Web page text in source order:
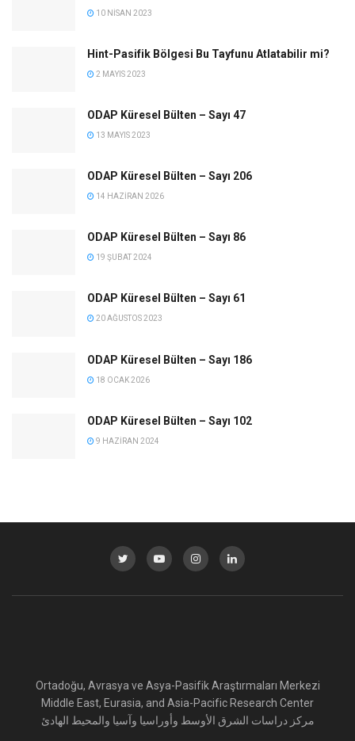
10 NISAN 2023
Hint-Pasifik Bölgesi Bu Tayfunu Atlatabilir mi?
2 MAYIS 2023
ODAP Küresel Bülten – Sayı 47
13 MAYIS 2023
ODAP Küresel Bülten – Sayı 206
14 HAZIRAN 2026
ODAP Küresel Bülten – Sayı 86
19 ŞUBAT 2024
ODAP Küresel Bülten – Sayı 61
20 AĞUSTOS 2023
ODAP Küresel Bülten – Sayı 186
18 OCAK 2026
ODAP Küresel Bülten – Sayı 102
9 HAZIRAN 2024
Ortadoğu, Avrasya ve Asya-Pasifik Araştırmaları Merkezi
Middle East, Eurasia, and Asia-Pacific Research Center
مركز دراسات الشرق الأوسط وأوراسيا وآسيا والمحيط الهادئ